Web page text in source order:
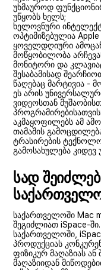
უხმაუროდ
უწყობს ხელს;
ხელოვნური
ოპტიმიზებულია
ყოველდღიური
მოწყობილობა
მონიტორი და
შესაბამისად
წაღებაც მარტივია -
ეს არის
ვიდეოსთან
აკმაყოფილებს ამ
თამაშის
ტრასირების
გამოსახულება
სად
საქართველოში Mac
შეგიძლიათ iSpace-
საქართველოში,
პროდუქციას
ფიზიკურ მაღაზიას
მაღაზიიდან